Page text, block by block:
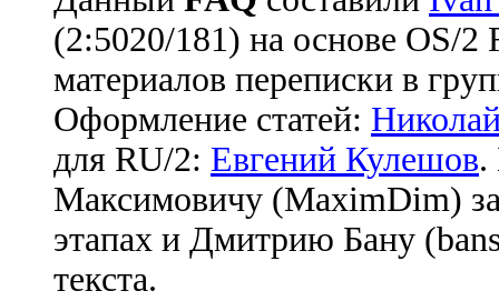
(2:5020/181) на основе OS/
материалов переписки в
Оформление статей:
для RU/2: Евгений Кулешов.
Максимовичу (MaximDim)
этапах и Дмитрию Бану
текста.